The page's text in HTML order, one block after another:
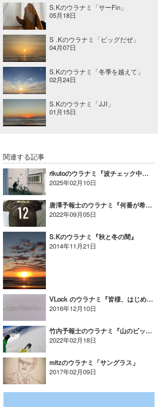
S.Kのウラナミ「サーFin」
05月18日
S .Kのウラナミ「ビッグだぜ」
04月07日
S.Kのウラナミ「冬季を越えて」
02月24日
S.Kのウラナミ「JJI」
01月15日
関連する記事
rikutoのウラナミ『波チェック中の出会い・偶然』
2025年02月10日
唐澤予報士のウラナミ『何番が希望？』
2022年09月05日
S.Kのウラナミ『秋と冬の間』
2014年11月21日
VLock のウラナミ『皆様、はじめまして！！』
2016年12月10日
竹内予報士のウラナミ『山のビッグセットに乗る』
2022年02月18日
mitzのウラナミ「サングラス」
2017年02月09日